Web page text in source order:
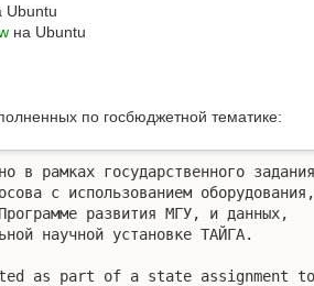
Ubuntu
на Ubuntu
по госбюджетной тематике:
в рамках государственного задания
с использованием оборудования,
развития МГУ, и данных,
научной установке ТАЙГА.
as part of a state assignment to